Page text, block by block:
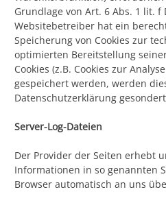
Grundlage von Art. 6 Abs. 1 lit. f
Websitebetreiber hat ein
Speicherung von Cookies zur
optimierten Bereitstellung
Cookies (z.B. Cookies zur
gespeichert werden, werden
Datenschutzerklärung
Server-Log-Dateien
Der Provider der Seiten erhebt
Informationen in so genannten
Browser automatisch an uns